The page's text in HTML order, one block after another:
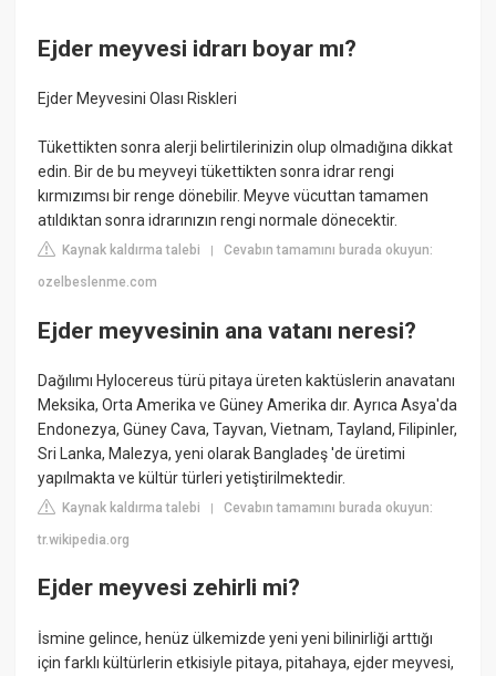
Ejder meyvesi idrarı boyar mı?
Ejder Meyvesini Olası Riskleri
Tükettikten sonra alerji belirtilerinizin olup olmadığına dikkat
edin. Bir de bu meyveyi tükettikten sonra idrar rengi
kırmızımsı bir renge dönebilir. Meyve vücuttan tamamen
atıldıktan sonra idrarınızın rengi normale dönecektir.
Kaynak kaldırma talebi |Cevabın tamamını burada okuyun:
ozelbeslenme.com
Ejder meyvesinin ana vatanı neresi?
Dağılımı Hylocereus türü pitaya üreten kaktüslerin anavatanı
Meksika, Orta Amerika ve Güney Amerika dır. Ayrıca Asya'da
Endonezya, Güney Cava, Tayvan, Vietnam, Tayland, Filipinler,
Sri Lanka, Malezya, yeni olarak Bangladeş 'de üretimi
yapılmakta ve kültür türleri yetiştirilmektedir.
Kaynak kaldırma talebi |Cevabın tamamını burada okuyun:
tr.wikipedia.org
Ejder meyvesi zehirli mi?
İsmine gelince, henüz ülkemizde yeni yeni bilinirliği arttığı
için farklı kültürlerin etkisiyle pitaya, pitahaya, ejder meyvesi,